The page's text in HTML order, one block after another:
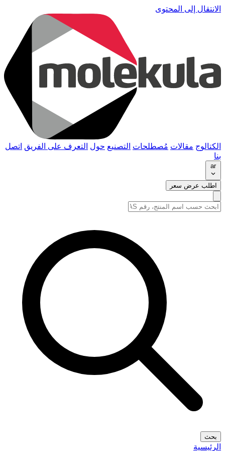
الانتقال إلى المحتوى
الكتالوج مقالات مُصطلحات التصنيع حول التعرف على الفريق اتصل
بنا
ar
اطلب عرض سعر
بحث
الرئيسية